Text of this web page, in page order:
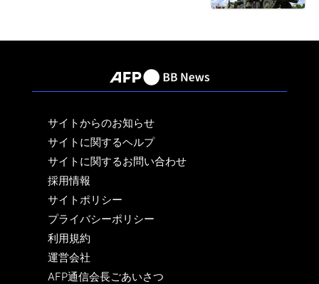
サイトからのお知らせ
サイトに関するヘルプ
サイトに関するお問い合わせ
採用情報
サイトポリシー
プライバシーポリシー
利用規約
運営会社
AFP通信会長ごあいさつ